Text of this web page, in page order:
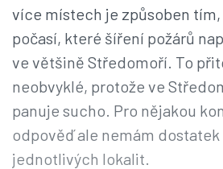
více místech je způsoben
počasí, které šíření požárů
ve většině Středomoří. To
neobvyklé, protože ve
panuje sucho. Pro nějakou
odpověď ale nemám
jednotlivých lokalit.